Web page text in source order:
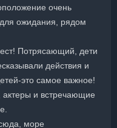
очень
ожидания, рядом
Потрясающий, дети
действия и
это самое важное!
и встречающие
море